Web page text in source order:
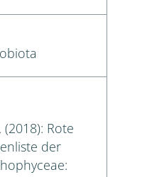
(2018): Rote
der